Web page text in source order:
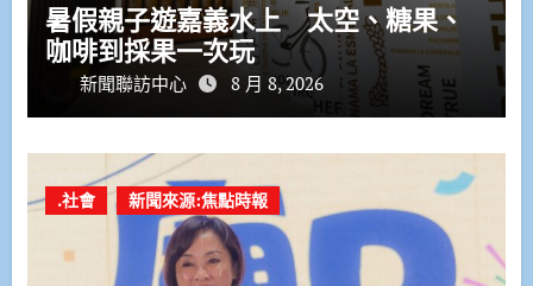
暑假親子遊嘉義水上 太空、糖果、
咖啡到採果一次玩
新聞聯訪中心 8 月 8, 2026
.社會 新聞來源:焦點時報